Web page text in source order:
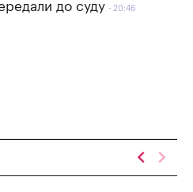
до суду
20:46